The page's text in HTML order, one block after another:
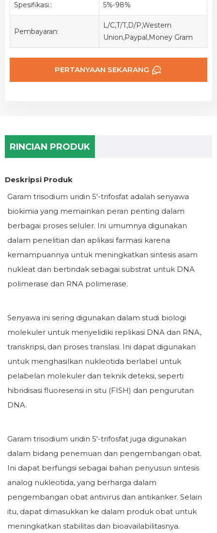
Spesifikasi.: 5%-98%
Pembayaran:
L/C,T/T,D/P,Western
Union,Paypal,Money Gram
PERTANYAAN SEKARANG
RINCIAN PRODUK
Deskripsi Produk
Garam trisodium uridin 5'-trifosfat adalah senyawa
biokimia yang memainkan peran penting dalam
berbagai proses seluler. Ini umumnya digunakan
dalam penelitian dan aplikasi farmasi karena
kemampuannya untuk meningkatkan sintesis asam
nukleat dan bertindak sebagai substrat untuk DNA
polimerase dan RNA polimerase.
Senyawa ini sering digunakan dalam studi biologi
molekuler untuk menyelidiki replikasi DNA dan RNA,
transkripsi, dan proses translasi. Ini dapat digunakan
untuk menghasilkan nukleotida berlabel untuk
pelabelan molekuler dan teknik deteksi, seperti
hibridisasi fluoresensi in situ (FISH) dan pengurutan
DNA.
Garam trisodium uridin 5'-trifosfat juga digunakan
dalam bidang penemuan dan pengembangan obat.
Ini dapat berfungsi sebagai bahan penyusun sintesis
analog nukleotida, yang berharga dalam
pengembangan obat antivirus dan antikanker. Selain
itu, dapat dimasukkan ke dalam produk obat untuk
meningkatkan stabilitas dan bioavailabilitasnya.